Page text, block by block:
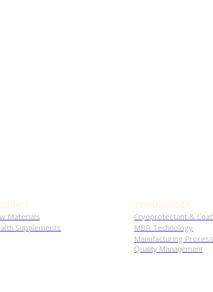
TECHNOLOGY
Materials Cryoprotectant &
Supplements MBR Technology
Manufacturing Process
Quality Management